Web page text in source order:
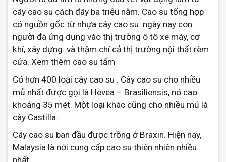
cây cao su cách đây ba triệu năm. Cao su tổng hợp
có nguồn gốc từ nhựa cây cao su. ngày nay con
người đã ứng dụng vào thị trường ô tô xe máy, cơ
khí, xây dựng..và thậm chí cả thị trường nội thất rèm
cửa. Xem thêm cao su tấm
Có hơn 400 loại cây cao su . Cây cao su cho nhiều
mủ nhất được gọi là Hevea – Brasiliensis, nó cao
khoảng 35 mét. Một loại khác cũng cho nhiều mủ là
cây Castilla.
Cây cao su ban đầu được trồng ở Braxin. Hiện nay,
Malaysia là nới cung cấp cao su thiên nhiên nhiều